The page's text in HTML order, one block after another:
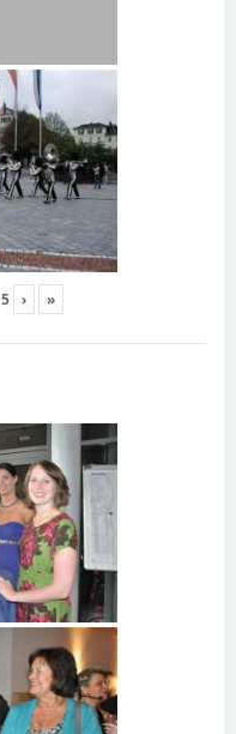
5 › »